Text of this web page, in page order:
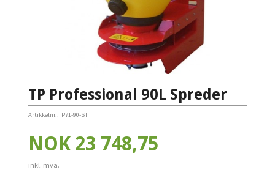
TP Professional 90L Spreder
Artikkelnr.: P71-90-ST
Pris
NOK 23 748,75
inkl. mva.